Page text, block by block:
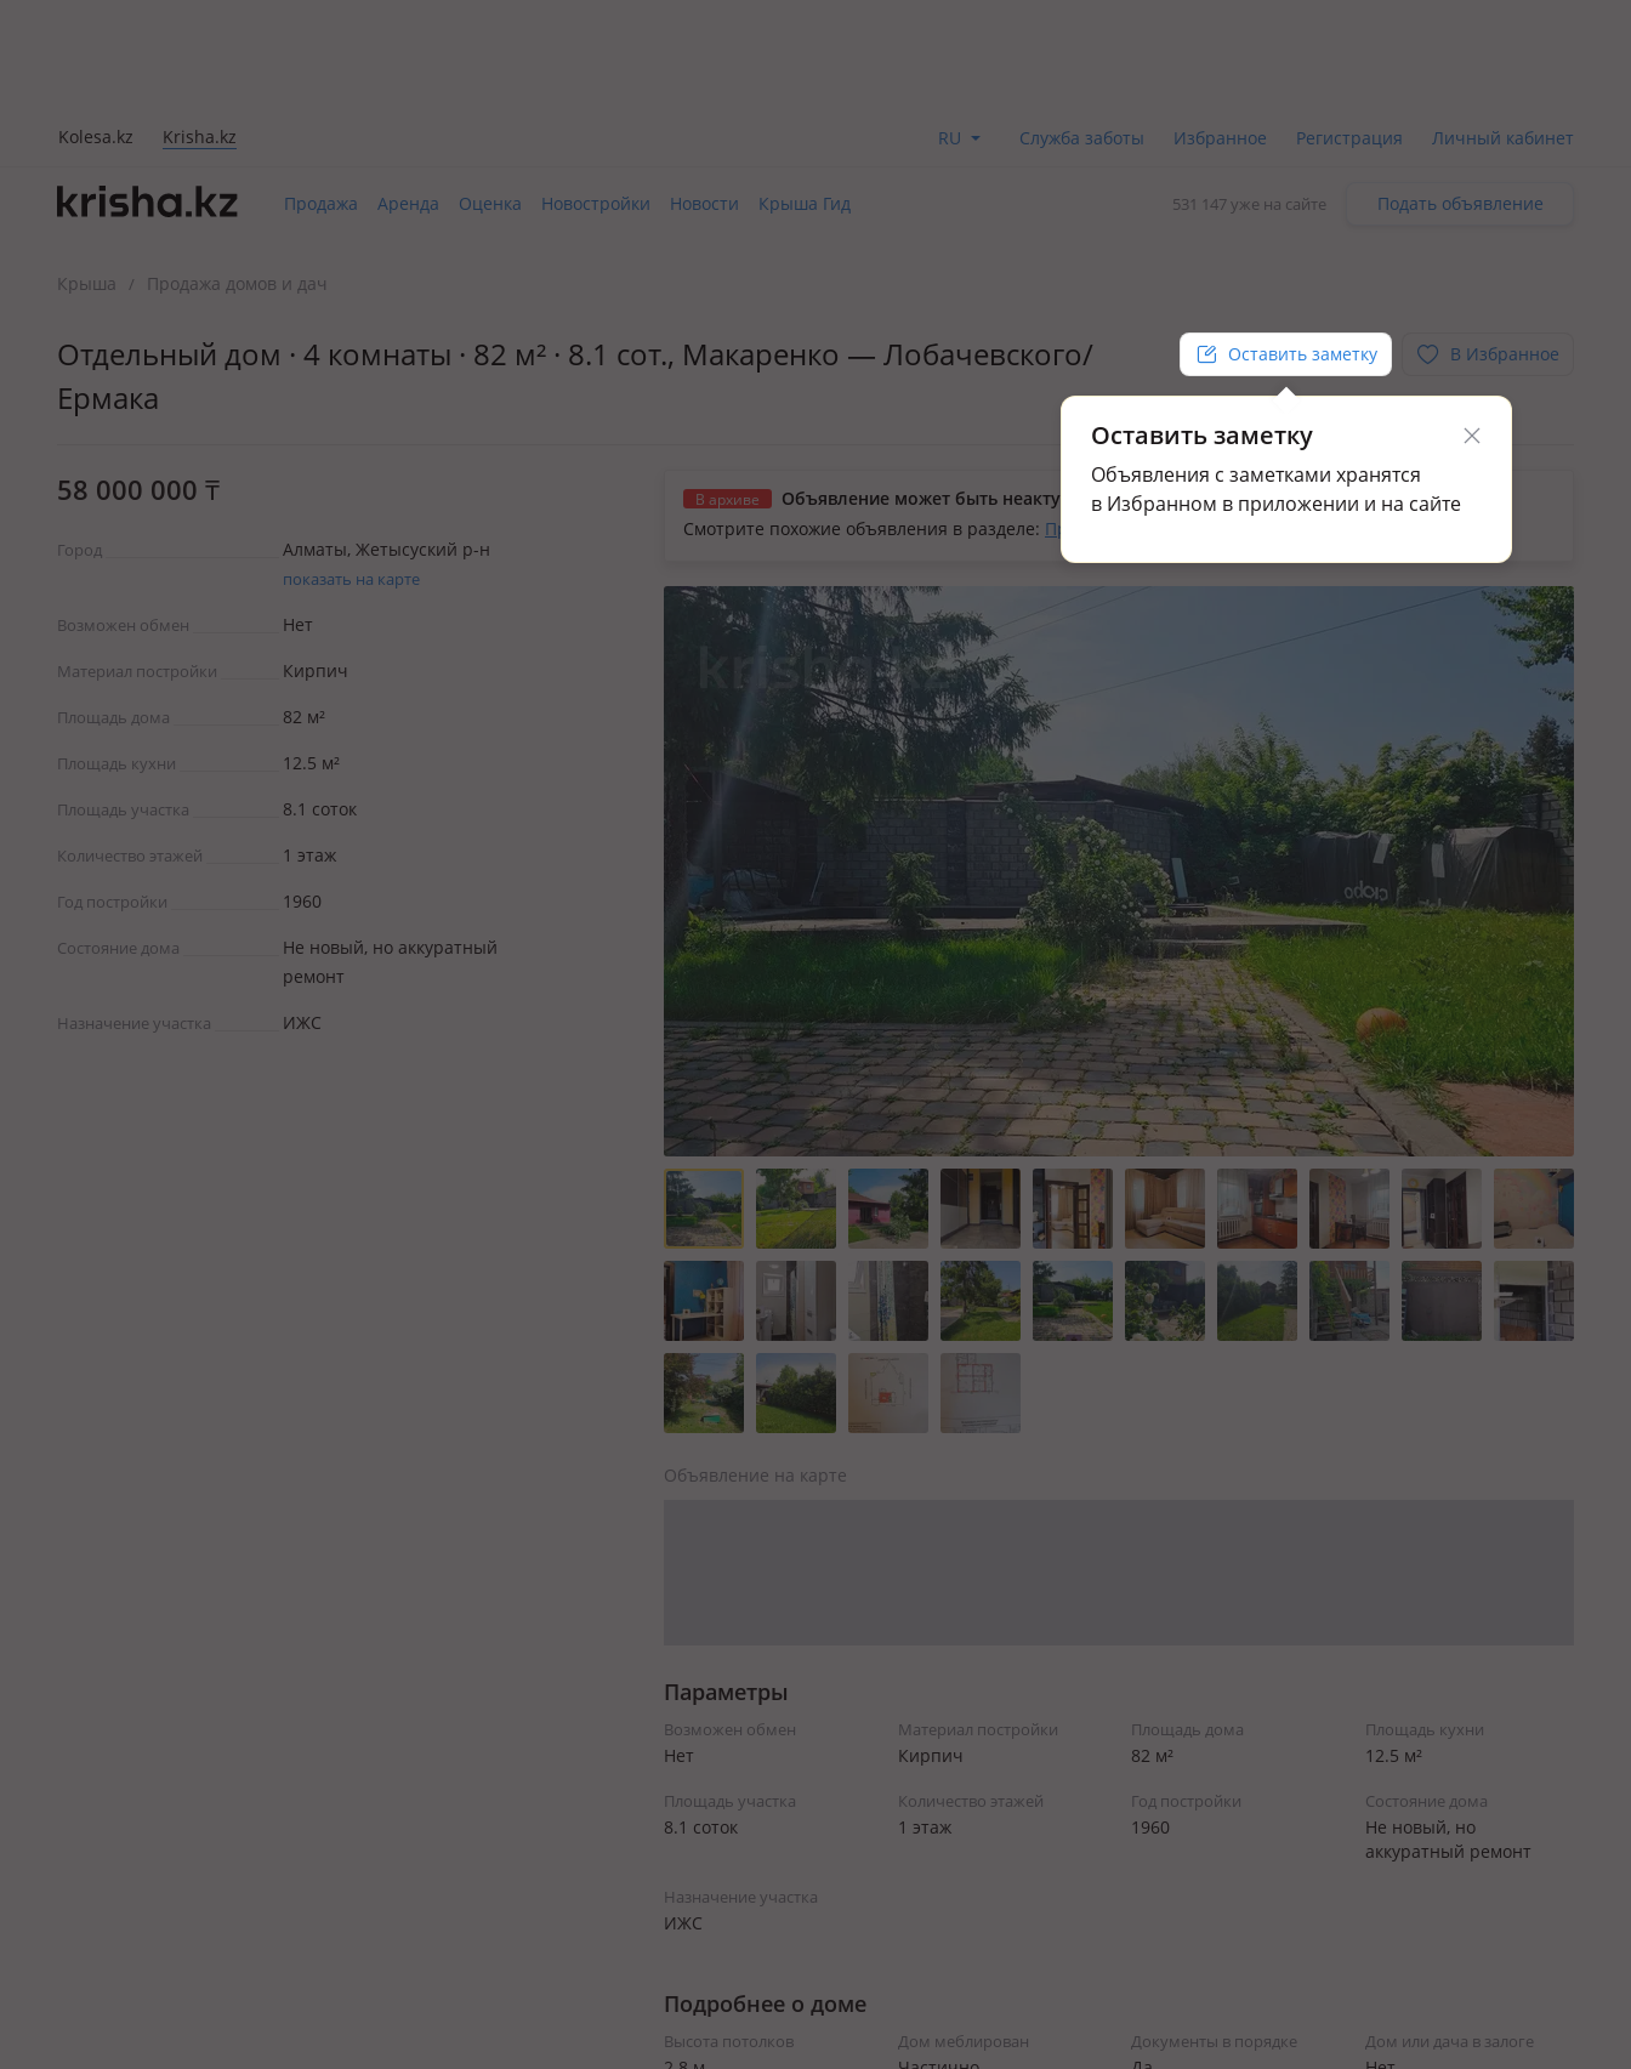
Kolesa.kz Krisha.kz RU Служба заботы Избранное Регистрация Личный кабинет
Продажа Аренда Оценка Новостройки Новости Крыша Гид 531 147 уже на сайте Подать объявление
Крыша / Продажа домов и дач
Отдельный дом · 4 комнаты · 82 м² · 8.1 сот., Макаренко — Лобачевского/
Ермака
Оставить заметку
Оставить заметку
Объявления с заметками хранятся
в Избранном в приложении и на сайте
В Избранное
58 000 000 ₸
Город Алматы, Жетысуский р-н
показать на карте
Возможен обмен Нет
Материал постройки Кирпич
Площадь дома 82 м²
Площадь кухни 12.5 м²
Площадь участка 8.1 соток
Количество этажей 1 этаж
Год постройки 1960
Состояние дома
Не новый, но аккуратный
ремонт
Назначение участка ИЖС
В архиве
Объявление может быть неактуальным.
Смотрите похожие объявления в разделе: Продажа домов и дач в Жетысуском р-не
Объявление на карте
Параметры
Возможен обмен
Нет
Материал постройки
Кирпич
Площадь дома
82 м²
Площадь кухни
12.5 м²
Площадь участка
8.1 соток
Количество этажей
1 этаж
Год постройки
1960
Состояние дома
Не новый, но
аккуратный ремонт
Назначение участка
ИЖС
Подробнее о доме
Высота потолков Дом меблирован Документы в порядке Дом или дача в залоге